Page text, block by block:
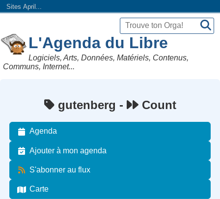
Sites April...
L'Agenda du Libre
Logiciels, Arts, Données, Matériels, Contenus,
Communs, Internet...
gutenberg - Count
Agenda
Ajouter à mon agenda
S'abonner au flux
Carte